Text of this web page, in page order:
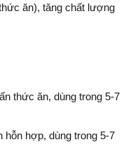
ăn), tăng chất lượng
thức ăn, dùng trong 5-7
hỗn hợp, dùng trong 5-7